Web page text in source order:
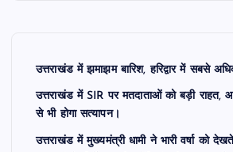
उत्तराखंड में झमाझम बारिश, हरिद्वार में सबसे
उत्तराखंड में SIR पर मतदाताओं को बड़ी राहत,
से भी होगा सत्यापन।
उत्तराखंड में मुख्यमंत्री धामी ने भारी वर्षा को